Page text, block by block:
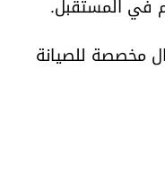
في المستقبل.
مخصصة للصيانة